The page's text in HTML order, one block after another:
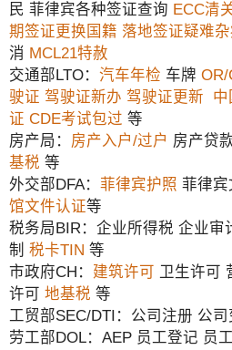
民 菲律宾各种签证查询 ECC清
期签证更换国籍 落地签证疑难
消 MCL21特赦
交通部LTO： 汽车年检 车牌 OR/
驶证 驾驶证新办 驾驶证更新
中
证 CDE考试包过 等
房产局： 房产入户/过户 房产贷
基税 等
外交部DFA： 菲律宾护照 菲律宾
馆文件认证等
税务局BIR：企业所得税 企业审
制 税卡TIN 等
市政府CH： 建筑许可 卫生许可
许可 地基税 等
工贸部SEC/DTI：公司注册 公司
劳工部DOL：AEP 员工登记 员